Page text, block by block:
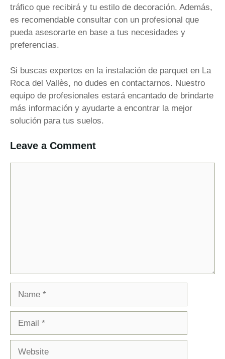
tráfico que recibirá y tu estilo de decoración. Además,
es recomendable consultar con un profesional que
pueda asesorarte en base a tus necesidades y
preferencias.
Si buscas expertos en la instalación de parquet en La
Roca del Vallès, no dudes en contactarnos. Nuestro
equipo de profesionales estará encantado de brindarte
más información y ayudarte a encontrar la mejor
solución para tus suelos.
Leave a Comment